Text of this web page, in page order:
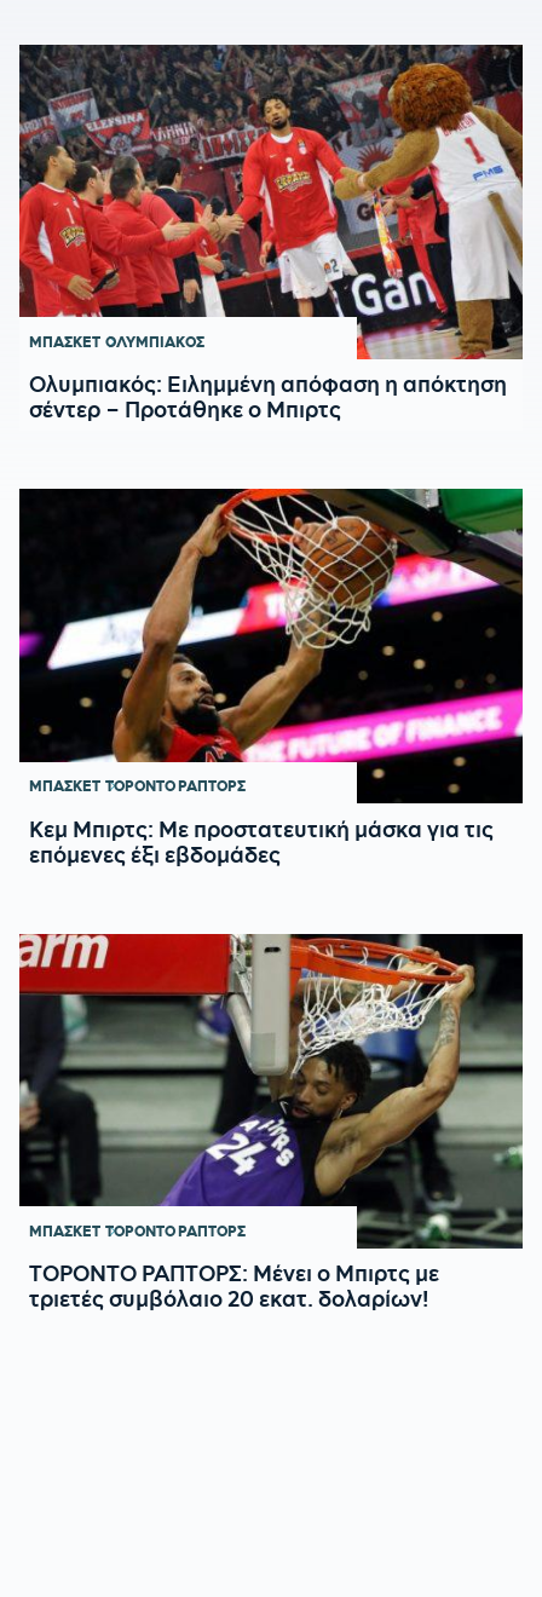
ΜΠΑΣΚΕΤ ΟΛΥΜΠΙΑΚΟΣ
Ολυμπιακός: Ειλημμένη απόφαση η απόκτηση
σέντερ – Προτάθηκε ο Μπιρτς
ΜΠΑΣΚΕΤ ΤΟΡΟΝΤΟ ΡΑΠΤΟΡΣ
Κεμ Μπιρτς: Με προστατευτική μάσκα για τις
επόμενες έξι εβδομάδες
ΜΠΑΣΚΕΤ ΤΟΡΟΝΤΟ ΡΑΠΤΟΡΣ
ΤΟΡΟΝΤΟ ΡΑΠΤΟΡΣ: Μένει ο Μπιρτς με
τριετές συμβόλαιο 20 εκατ. δολαρίων!